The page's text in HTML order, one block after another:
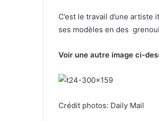
C’est le travail d’une
ses modèles en des
Voir une autre image ci-
Crédit photos: Daily Mail